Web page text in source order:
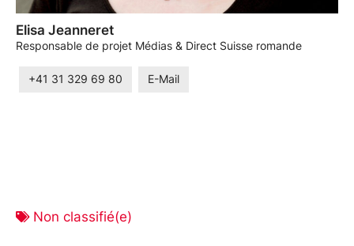
Elisa Jeanneret
Responsable de projet Médias & Direct Suisse romande
+41 31 329 69 80 E-Mail
Non classifié(e)